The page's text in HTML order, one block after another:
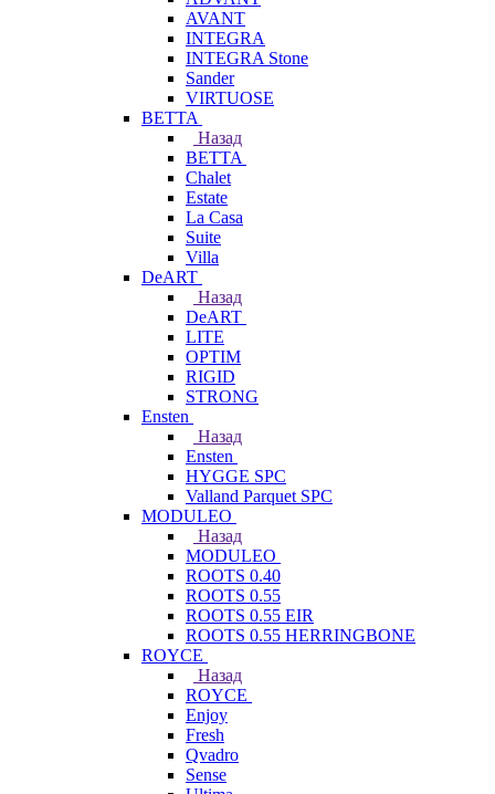
AVANT
INTEGRA
INTEGRA Stone
Sander
VIRTUOSE
BETTA
Назад
BETTA
Chalet
Estate
La Casa
Suite
Villa
DeART
Назад
DeART
LITE
OPTIM
RIGID
STRONG
Ensten
Назад
Ensten
HYGGE SPC
Valland Parquet SPC
MODULEO
Назад
MODULEO
ROOTS 0.40
ROOTS 0.55
ROOTS 0.55 EIR
ROOTS 0.55 HERRINGBONE
ROYCE
Назад
ROYCE
Enjoy
Fresh
Qvadro
Sense